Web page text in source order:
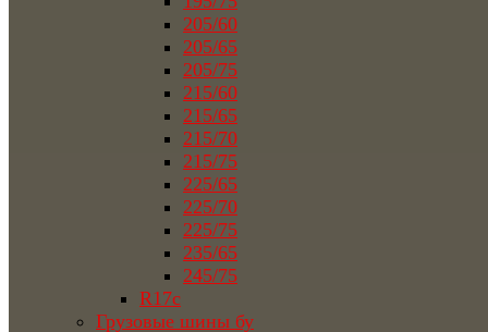
205/60
205/65
205/75
215/60
215/65
215/70
215/75
225/65
225/70
225/75
235/65
245/75
R17c
Грузовые шины бу